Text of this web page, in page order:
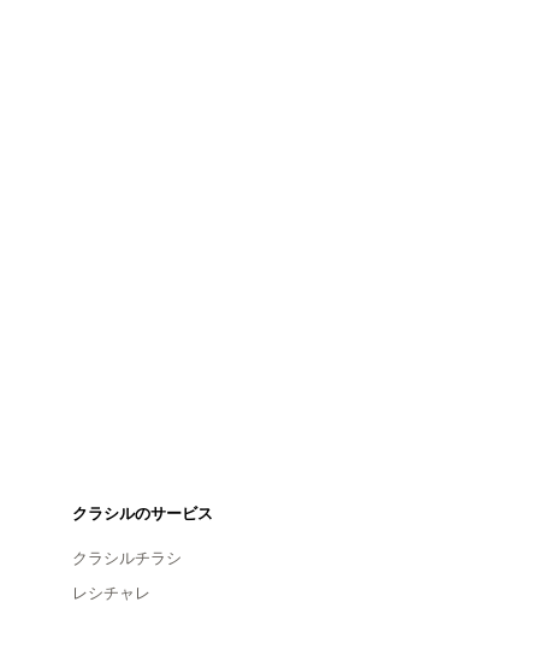
クラシルのサービス
クラシルチラシ
レシチャレ